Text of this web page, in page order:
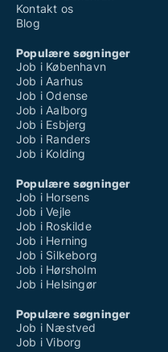
Kontakt os
Blog
Populære søgninger
Job i København
Job i Aarhus
Job i Odense
Job i Aalborg
Job i Esbjerg
Job i Randers
Job i Kolding
Populære søgninger
Job i Horsens
Job i Vejle
Job i Roskilde
Job i Herning
Job i Silkeborg
Job i Hørsholm
Job i Helsingør
Populære søgninger
Job i Næstved
Job i Viborg